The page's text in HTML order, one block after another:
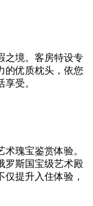
之境。客房特设专
的优质枕头，依您
受。
瑰宝鉴赏体验。
罗斯国宝级艺术殿
提升入住体验，